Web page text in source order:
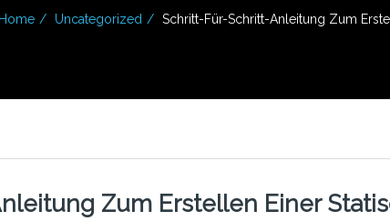
Home Uncategorized Schritt-Für-Schritt-Anleitung Zum
Zum Erstellen Einer